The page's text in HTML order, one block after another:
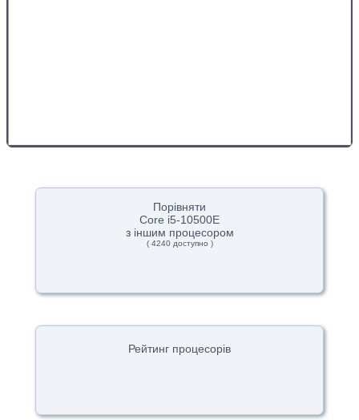
Порівняти
Core i5-10500E
з іншим процесором
( 4240 доступно )
Рейтинг процесорів